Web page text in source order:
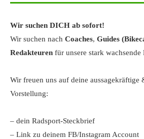
Wir suchen DICH ab sofort!
Wir suchen nach Coaches, Guides
Redakteuren für unsere stark wachsende
Wir freuen uns auf deine aussagekräftige
Vorstellung:
– dein Radsport-Steckbrief
– Link zu deinem FB/Instagram Account